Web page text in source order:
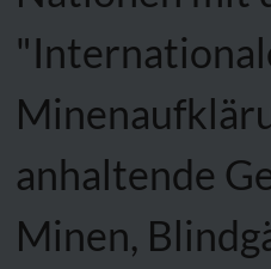
anhaltende
Minen,